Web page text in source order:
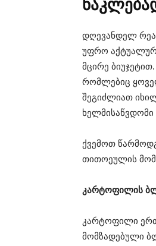
დღევანდელ
უფრო
მცირე
რომლებიც
შეგიძლიათ
ხელმისაწვდომი
ქვემოთ
თითოეულის
კარტოფილის
კარტოფილი
მომზადებული